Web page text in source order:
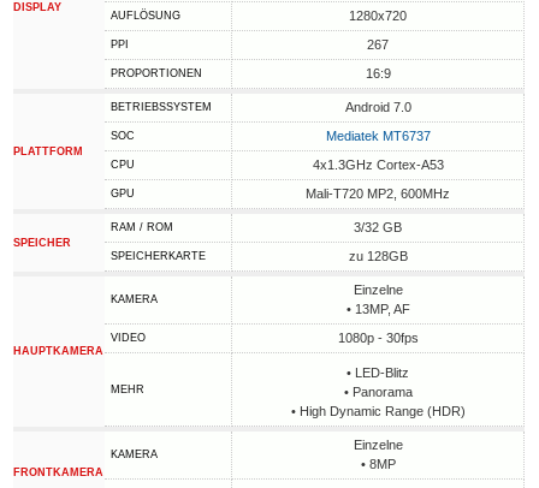
DISPLAY
AUFLÖSUNG 1280x720
PPI 267
PROPORTIONEN 16:9
PLATTFORM
BETRIEBSSYSTEM Android 7.0
SOC Mediatek MT6737
CPU 4x1.3GHz Cortex-A53
GPU Mali-T720 MP2, 600MHz
SPEICHER
RAM / ROM 3/32 GB
SPEICHERKARTE zu 128GB
HAUPTKAMERA
KAMERA
Einzelne
• 13MP, AF
VIDEO 1080p - 30fps
MEHR
• LED-Blitz
• Panorama
• High Dynamic Range (HDR)
FRONTKAMERA
KAMERA
Einzelne
• 8MP